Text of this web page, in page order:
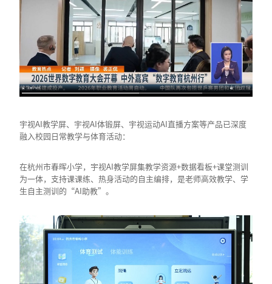
宇视AI教学屏、宇视AI体锻屏、宇视运动AI直播方案等产品已深度
融入校园日常教学与体育活动：
在杭州市春晖小学，宇视AI教学屏集教学资源+数据看板+课堂测训
为一体，支持课课练、热身活动的自主编排，是老师高效教学、学
生自主测训的“AI助教”。